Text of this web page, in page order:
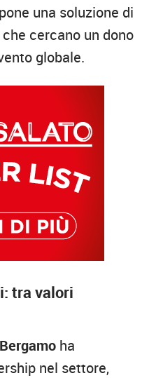
una soluzione di
cercano un dono
globale.
tra valori
ha
nel settore,